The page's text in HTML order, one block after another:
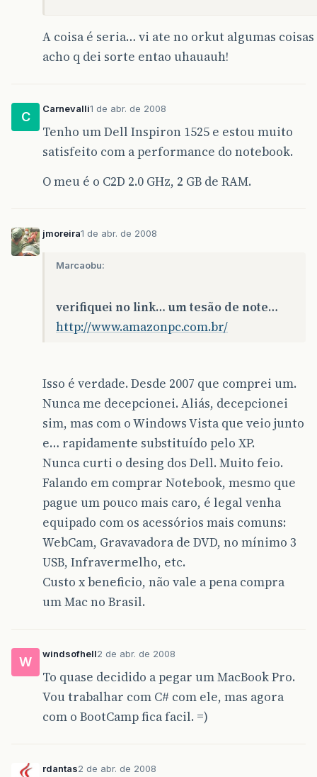
A coisa é seria… vi ate no orkut algumas
acho q dei sorte entao uhauauh!
C
Carnevalli1 de abr. de 2008
Tenho um Dell Inspiron 1525 e estou muito
satisfeito com a performance do notebook.
O meu é o C2D 2.0 GHz, 2 GB de RAM.
jmoreira1 de abr. de 2008
Marcaobu:
verifiquei no link… um tesão de note…
http://www.amazonpc.com.br/
Isso é verdade. Desde 2007 que comprei um.
Nunca me decepcionei. Aliás, decepcionei
sim, mas com o Windows Vista que veio junto
e… rapidamente substituído pelo XP.
Nunca curti o desing dos Dell. Muito feio.
Falando em comprar Notebook, mesmo que
pague um pouco mais caro, é legal venha
equipado com os acessórios mais comuns:
WebCam, Gravavadora de DVD, no mínimo 3
USB, Infravermelho, etc.
Custo x beneficio, não vale a pena compra
um Mac no Brasil.
W
windsofhell2 de abr. de 2008
To quase decidido a pegar um MacBook Pro.
Vou trabalhar com C# com ele, mas agora
com o BootCamp fica facil. =)
rdantas2 de abr. de 2008